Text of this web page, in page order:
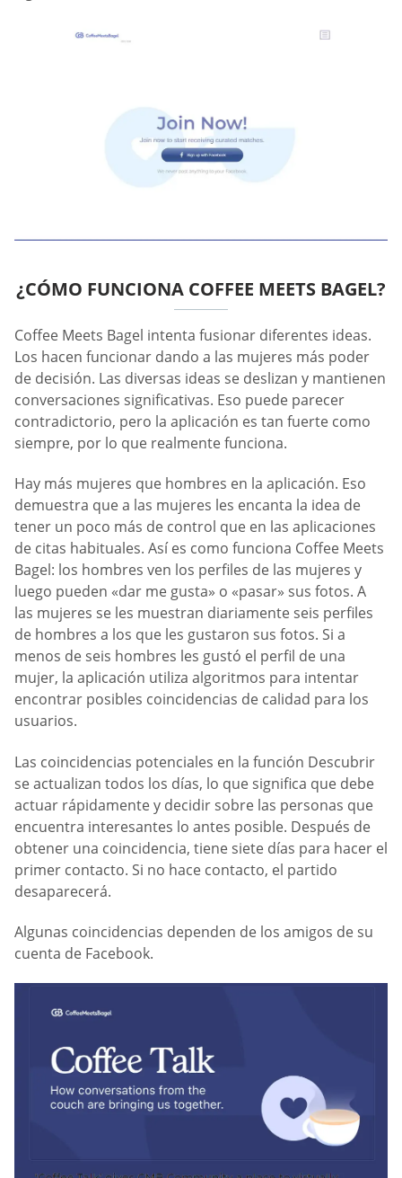
¿CÓMO FUNCIONA COFFEE MEETS BAGEL?
Coffee Meets Bagel intenta fusionar diferentes ideas.
Los hacen funcionar dando a las mujeres más poder
de decisión. Las diversas ideas se deslizan y mantienen
conversaciones significativas. Eso puede parecer
contradictorio, pero la aplicación es tan fuerte como
siempre, por lo que realmente funciona.
Hay más mujeres que hombres en la aplicación. Eso
demuestra que a las mujeres les encanta la idea de
tener un poco más de control que en las aplicaciones
de citas habituales. Así es como funciona Coffee Meets
Bagel: los hombres ven los perfiles de las mujeres y
luego pueden «dar me gusta» o «pasar» sus fotos. A
las mujeres se les muestran diariamente seis perfiles
de hombres a los que les gustaron sus fotos. Si a
menos de seis hombres les gustó el perfil de una
mujer, la aplicación utiliza algoritmos para intentar
encontrar posibles coincidencias de calidad para los
usuarios.
Las coincidencias potenciales en la función Descubrir
se actualizan todos los días, lo que significa que debe
actuar rápidamente y decidir sobre las personas que
encuentra interesantes lo antes posible. Después de
obtener una coincidencia, tiene siete días para hacer el
primer contacto. Si no hace contacto, el partido
desaparecerá.
Algunas coincidencias dependen de los amigos de su
cuenta de Facebook.